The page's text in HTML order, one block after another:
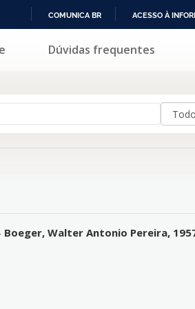
PARA
COMUNICA BR ACESSO À
registro.Dúvidas frequentes
Boeger, Walter Antonio Pereira,